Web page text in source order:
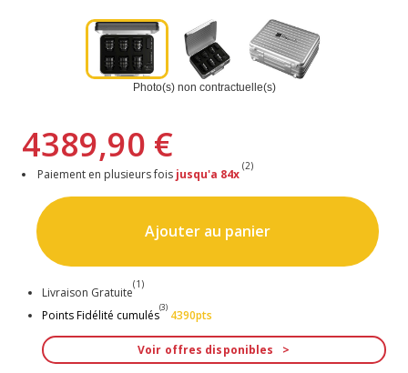
Photo(s) non contractuelle(s)
4389,90 €
Paiement en plusieurs fois jusqu'a 84x
(2)
Ajouter au panier
Livraison Gratuite
(1)
Points Fidélité cumulés
(3)
4390pts
Voir offres disponibles